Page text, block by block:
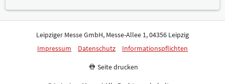
Leipziger Messe GmbH, Messe-Allee 1, 04356 Leipzig
Impressum
Datenschutz Informationspflichten
Seite drucken